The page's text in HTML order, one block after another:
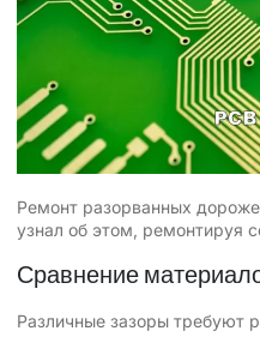
Ремонт разорванных
узнал об этом, ремонтируя
Сравнение
Различные зазоры требуют